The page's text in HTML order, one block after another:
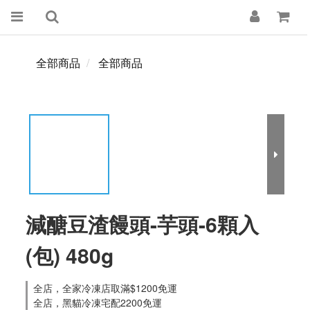
全部商品 全部商品
減醣豆渣饅頭-芋頭-6顆入
(包) 480g
全店，全家冷凍店取滿$1200免運
全店，黑貓冷凍宅配2200免運